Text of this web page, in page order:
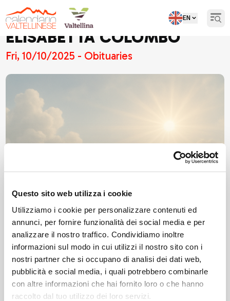
Questo sito web utilizza i cookie
Utilizziamo i cookie per personalizzare contenuti ed
annunci, per fornire funzionalità dei social media e per
analizzare il nostro traffico. Condividiamo inoltre
informazioni sul modo in cui utilizzi il nostro sito con i
nostri partner che si occupano di analisi dei dati web,
pubblicità e social media, i quali potrebbero combinarle
con altre informazioni che hai fornito loro o che hanno
raccolto dal tuo utilizzo dei loro servizi.
EN
ELISABETTA COLOMBO
Fri, 10/10/2025 - Obituaries